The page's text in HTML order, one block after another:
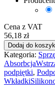
Cena z VAT
56,18 zł
Dodaj do
Kategoria:
podpiętki,